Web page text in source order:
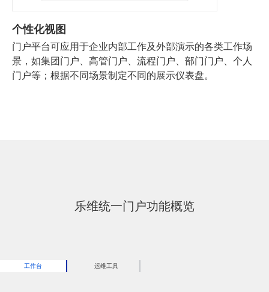
个性化视图
门户平台可应用于企业内部工作及外部演示的各类工作场
景，如集团门户、高管门户、流程门户、部门门户、个人
门户等；根据不同场景制定不同的展示仪表盘。
乐维统一门户功能概览
工作台 运维工具